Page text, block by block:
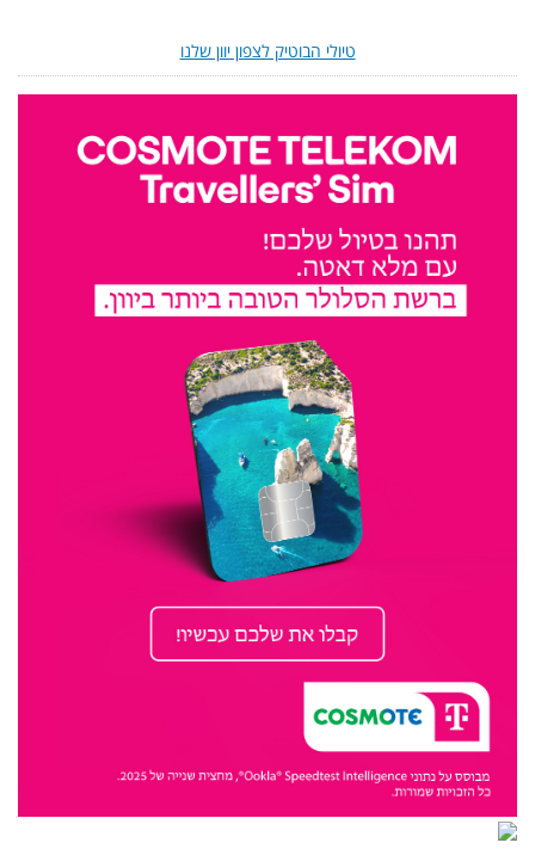
טיולי הבוטיק לצפון יוון שלנו